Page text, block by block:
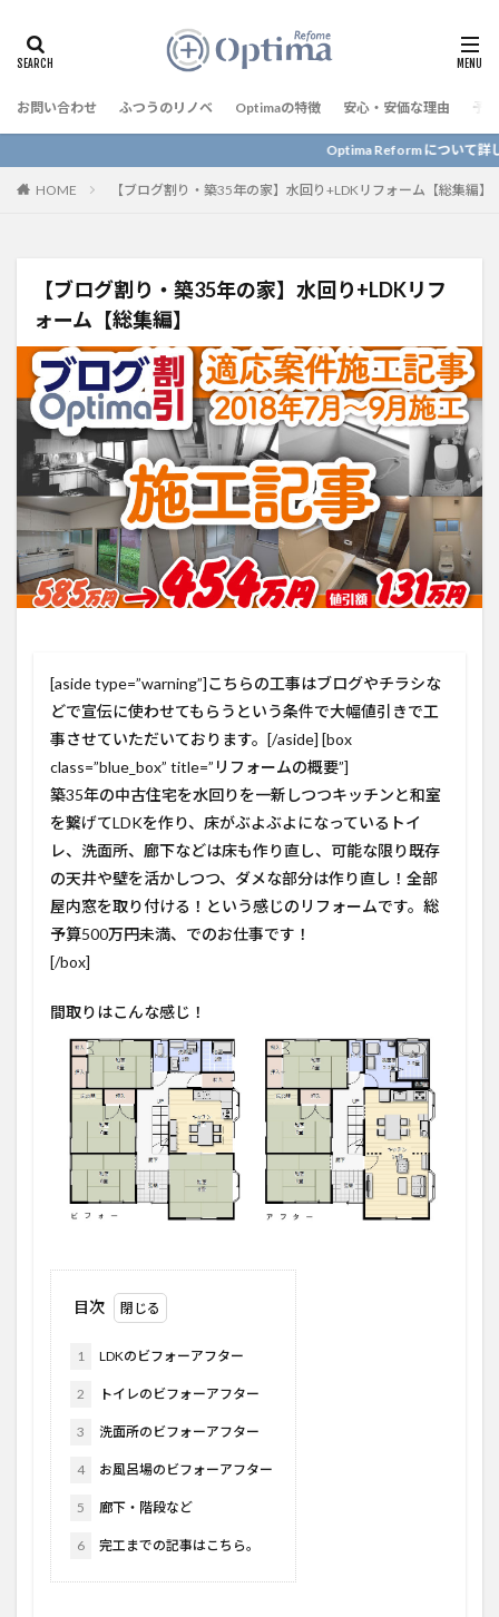
お問い合わせ ふつうのリノベ Optimaの特徴 安心・安価な理由 予
Optima Reform について詳しく知りたいかた
HOME 【ブログ割り・築35年の家】水回り+LDKリフォーム【総集編】
【ブログ割り・築35年の家】水回り+LDKリフ
ォーム【総集編】
[aside type=”warning”]こちらの工事はブログやチラシな
どで宣伝に使わせてもらうという条件で大幅値引きで工
事させていただいております。[/aside] [box
class=”blue_box” title=”リフォームの概要”]
築35年の中古住宅を水回りを一新しつつキッチンと和室
を繋げてLDKを作り、床がぶよぶよになっているトイ
レ、洗面所、廊下などは床も作り直し、可能な限り既存
の天井や壁を活かしつつ、ダメな部分は作り直し！全部
屋内窓を取り付ける！という感じのリフォームです。総
予算500万円未満、でのお仕事です！
[/box]
間取りはこんな感じ！
目次
1 LDKのビフォーアフター
2 トイレのビフォーアフター
3 洗面所のビフォーアフター
4 お風呂場のビフォーアフター
5 廊下・階段など
6 完工までの記事はこちら。